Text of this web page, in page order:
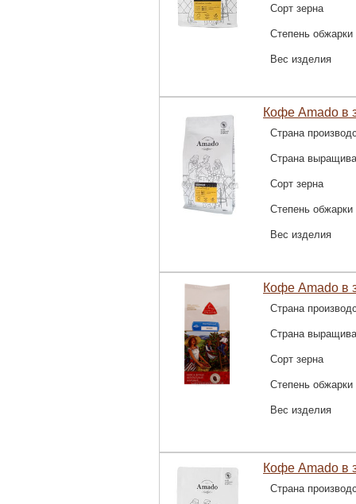
Сорт зерна
Степень обжарки
Вес изделия
Кофе Amado в
Страна
Страна
Сорт зерна
Степень обжарки
Вес изделия
Кофе Amado в
Страна
Страна
Сорт зерна
Степень обжарки
Вес изделия
Кофе Amado в
Страна